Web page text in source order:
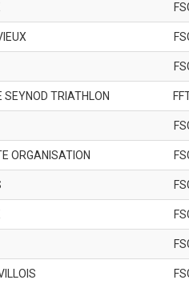
SEYNOD TRIATHLON
ORGANISATION